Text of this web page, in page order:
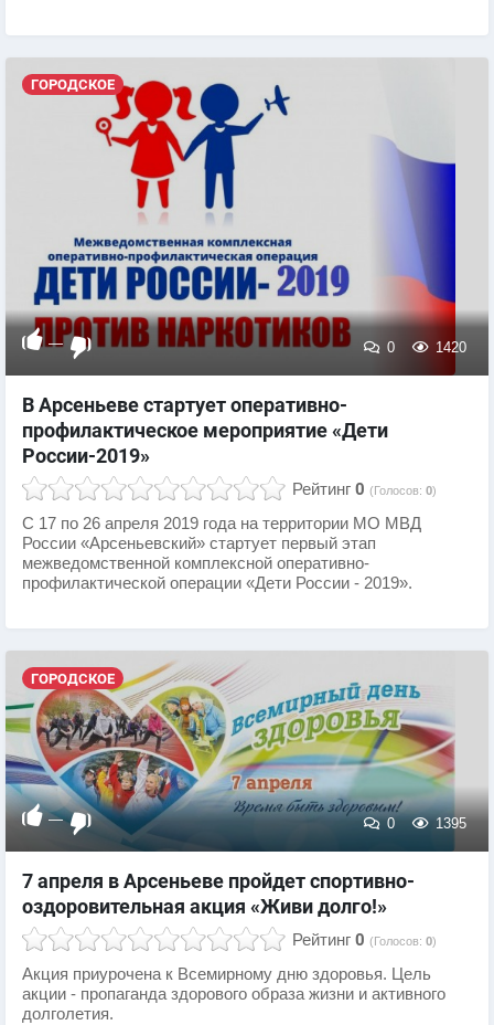
ГОРОДСКОЕ
— 0 1420
В Арсеньеве стартует оперативно-
профилактическое мероприятие «Дети
России-2019»
Рейтинг 0 (Голосов: 0)
С 17 по 26 апреля 2019 года на территории МО МВД
России «Арсеньевский» стартует первый этап
межведомственной комплексной оперативно-
профилактической операции «Дети России - 2019».
ГОРОДСКОЕ
— 0 1395
7 апреля в Арсеньеве пройдет спортивно-
оздоровительная акция «Живи долго!»
Рейтинг 0 (Голосов: 0)
Акция приурочена к Всемирному дню здоровья. Цель
акции - пропаганда здорового образа жизни и активного
долголетия.